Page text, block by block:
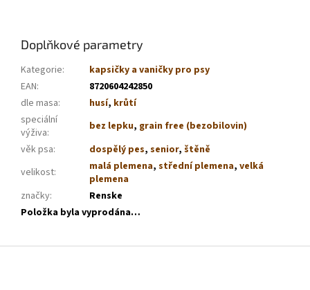
Doplňkové parametry
Kategorie:
kapsičky a vaničky pro psy
EAN:
8720604242850
dle masa: husí, krůtí
speciální
výživa: bez lepku, grain free (bezobilovin)
věk psa: dospělý pes, senior, štěně
velikost: malá plemena, střední plemena, velká
plemena
značky:
Renske
Položka byla vyprodána…